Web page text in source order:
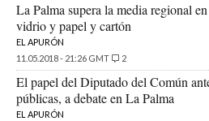
La Palma supera la media regional
vidrio y papel y cartón
EL APURÓN
11.05.2018 - 21:26 GMT
2
El papel del Diputado del Común
públicas, a debate en La Palma
EL APURÓN